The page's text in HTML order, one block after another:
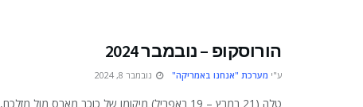
הורוסקופ – נובמבר 2024
ע"י מערכת "אנחנו באמריקה" נובמבר 8, 2024
טלה (21 במרץ – 19 באפריל) מיקומו של כוכב מארס מול מזלכם,